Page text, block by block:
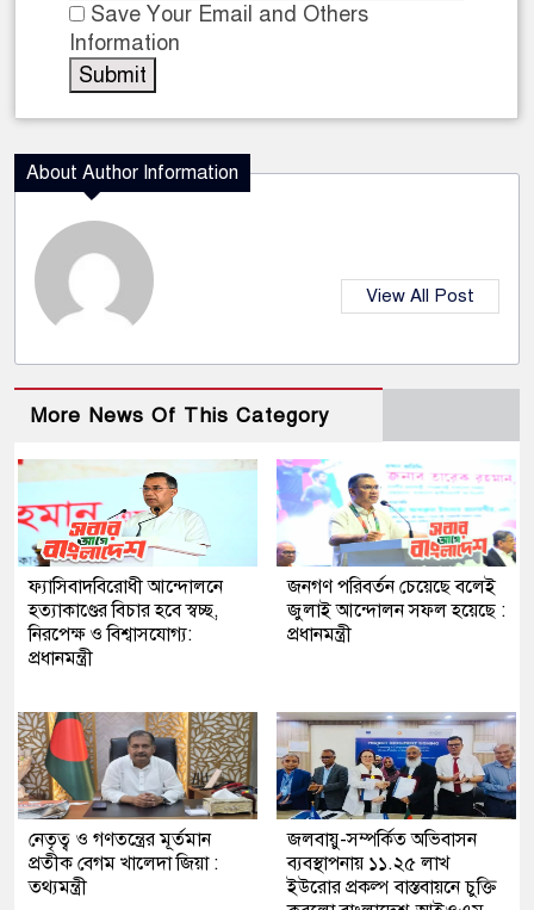
Save Your Email and Others
Information
About Author Information
View All Post
More News Of This Category
ফ্যাসিবাদবিরোধী আন্দোলনে
হত্যাকাণ্ডের বিচার হবে স্বচ্ছ,
নিরপেক্ষ ও বিশ্বাসযোগ্য:
প্রধানমন্ত্রী
জনগণ পরিবর্তন চেয়েছে বলেই
জুলাই আন্দোলন সফল হয়েছে :
প্রধানমন্ত্রী
নেতৃত্ব ও গণতন্ত্রের মূর্তমান
প্রতীক বেগম খালেদা জিয়া :
তথ্যমন্ত্রী
জলবায়ু-সম্পর্কিত অভিবাসন
ব্যবস্থাপনায় ১১.২৫ লাখ
ইউরোর প্রকল্প বাস্তবায়নে চুক্তি